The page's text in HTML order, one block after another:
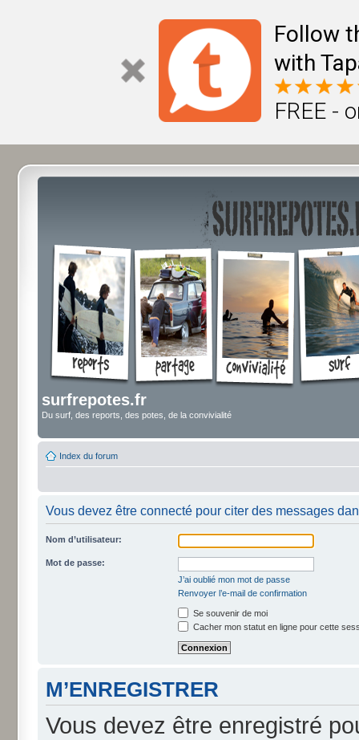
Follow
with
FREE -
surfrepotes.fr
Du surf, des reports, des potes, de la convivialité
Index du forum
Vous devez être connecté pour citer des messages
Nom d’utilisateur:
Mot de passe:
J’ai oublié mon mot de passe
Renvoyer l’e-mail de confirmation
Se souvenir de moi
Cacher mon statut en ligne pour cette
M’ENREGISTRER
Vous devez être enregistré